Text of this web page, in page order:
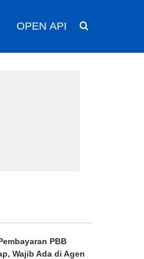
OPEN API
PBB
Wajib Ada di Agen